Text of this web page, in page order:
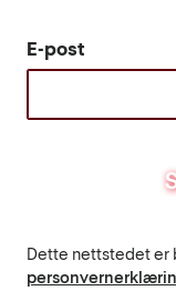
E-post
Dette nettstedet er